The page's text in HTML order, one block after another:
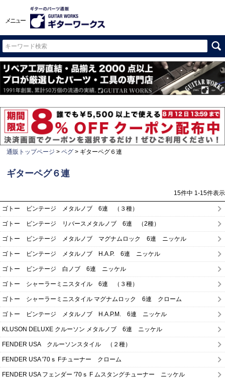
メニュー
通販トップページ ペグ ギターペグ６連
ギターペグ６連
15件中 1-15件表示
ゴトー ビンテージ メタルノブ 6連 （３種）
ゴトー ビンテージ リバースメタルノブ 6連 （2種）
ゴトー ビンテージ メタルノブ マグナムロック 6連 ニッケル
ゴトー ビンテージ メタルノブ H.A.P. 6連 ニッケル
ゴトー ビンテージ 白ノブ 6連 ニッケル
ゴトー シャーラーミニスタイル 6連 （３種）
ゴトー シャーラーミニスタイル マグナムロック 6連 クローム
ゴトー ビンテージ メタルノブ H.A.P.M. 6連 ニッケル
KLUSON DELUXE クルーソン メタルノブ 6連 ニッケル
FENDER USA クルーソンスタイル （２種）
FENDER USA '70ｓ Fチューナー クローム
FENDER USA フェンダー '70ｓ F ムスタングチューナー ニッケル